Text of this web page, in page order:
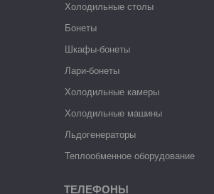
Холодильные столы
Бонеты
Шкафы-бонеты
Лари-бонеты
Холодильные камеры
Холодильные машины
Льдогенераторы
Теплообменное оборудование